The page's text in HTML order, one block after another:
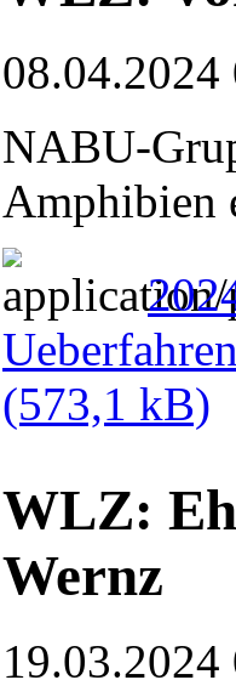
08.04.2024
NABU-
Amphibien
(573,1 kB)
WLZ:
Wernz
19.03.2024